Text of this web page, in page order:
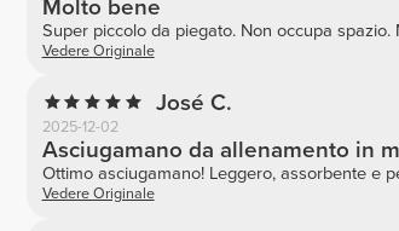
Molto bene
Super piccolo da piegato. Non occupa
Vedere Originale
José C.
2025-12-02
Asciugamano da allenamento in
Ottimo asciugamano! Leggero, assorbente e
Vedere Originale